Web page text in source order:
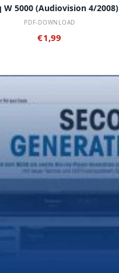
W 5000 (audiovision 4/2008)
PDF-DOWNLOAD
€1,99